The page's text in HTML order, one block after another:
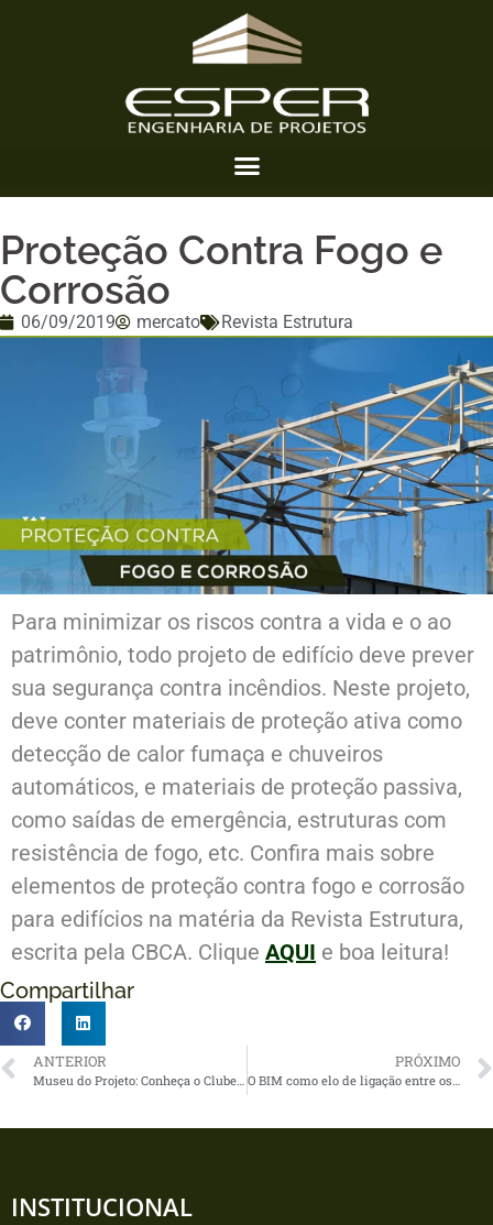
Proteção Contra Fogo e
Corrosão
06/09/2019 mercato Revista Estrutura
Para minimizar os riscos contra a vida e o ao
patrimônio, todo projeto de edifício deve prever
sua segurança contra incêndios. Neste projeto,
deve conter materiais de proteção ativa como
detecção de calor fumaça e chuveiros
automáticos, e materiais de proteção passiva,
como saídas de emergência, estruturas com
resistência de fogo, etc. Confira mais sobre
elementos de proteção contra fogo e corrosão
para edifícios na matéria da Revista Estrutura,
escrita pela CBCA. Clique AQUI e boa leitura!
Compartilhar
ANTERIOR
Museu do Projeto: Conheça o Clube XV de Santos
PRÓXIMO
O BIM como elo de ligação entre os projetos de engenharia e a arquitetura
INSTITUCIONAL